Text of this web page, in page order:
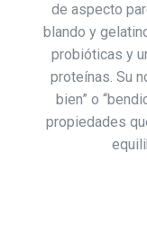
de aspecto
blando y
probióticas y
proteínas. Su
bien” o
propiedades